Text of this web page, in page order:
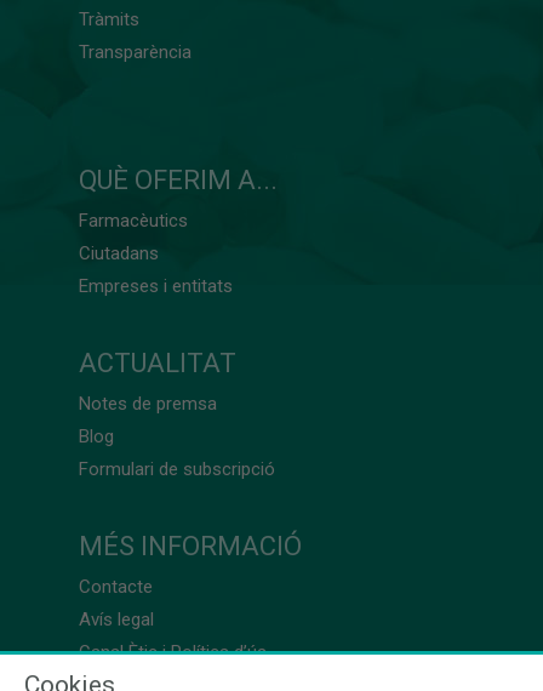
Tràmits
Transparència
QUÈ OFERIM A...
Farmacèutics
Ciutadans
Empreses i entitats
ACTUALITAT
Notes de premsa
Blog
Formulari de subscripció
MÉS INFORMACIÓ
Contacte
Avís legal
Canal Ètic i Política d’ús
Cookies